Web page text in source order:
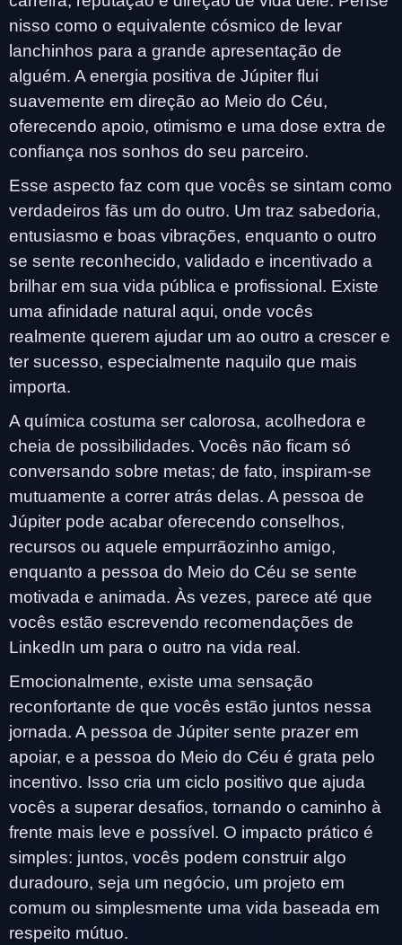
nisso como o equivalente cósmico de levar
lanchinhos para a grande apresentação de
alguém. A energia positiva de Júpiter flui
suavemente em direção ao Meio do Céu,
oferecendo apoio, otimismo e uma dose extra de
confiança nos sonhos do seu parceiro.
Esse aspecto faz com que vocês se sintam como
verdadeiros fãs um do outro. Um traz sabedoria,
entusiasmo e boas vibrações, enquanto o outro
se sente reconhecido, validado e incentivado a
brilhar em sua vida pública e profissional. Existe
uma afinidade natural aqui, onde vocês
realmente querem ajudar um ao outro a crescer e
ter sucesso, especialmente naquilo que mais
importa.
A química costuma ser calorosa, acolhedora e
cheia de possibilidades. Vocês não ficam só
conversando sobre metas; de fato, inspiram-se
mutuamente a correr atrás delas. A pessoa de
Júpiter pode acabar oferecendo conselhos,
recursos ou aquele empurrãozinho amigo,
enquanto a pessoa do Meio do Céu se sente
motivada e animada. Às vezes, parece até que
vocês estão escrevendo recomendações de
LinkedIn um para o outro na vida real.
Emocionalmente, existe uma sensação
reconfortante de que vocês estão juntos nessa
jornada. A pessoa de Júpiter sente prazer em
apoiar, e a pessoa do Meio do Céu é grata pelo
incentivo. Isso cria um ciclo positivo que ajuda
vocês a superar desafios, tornando o caminho à
frente mais leve e possível. O impacto prático é
simples: juntos, vocês podem construir algo
duradouro, seja um negócio, um projeto em
comum ou simplesmente uma vida baseada em
respeito mútuo.